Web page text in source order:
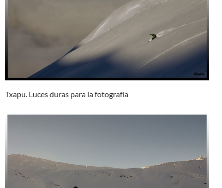
Txapu. Luces duras para la fotografía